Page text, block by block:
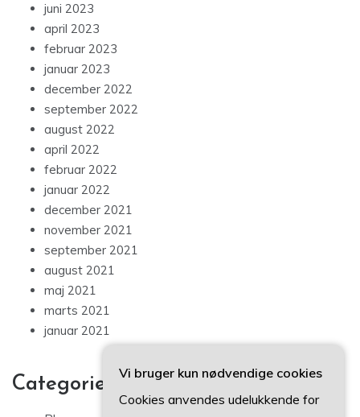
juni 2023
april 2023
februar 2023
januar 2023
december 2022
september 2022
august 2022
april 2022
februar 2022
januar 2022
december 2021
november 2021
september 2021
august 2021
maj 2021
marts 2021
januar 2021
Categories
Vi bruger kun nødvendige cookies
Cookies anvendes udelukkende for